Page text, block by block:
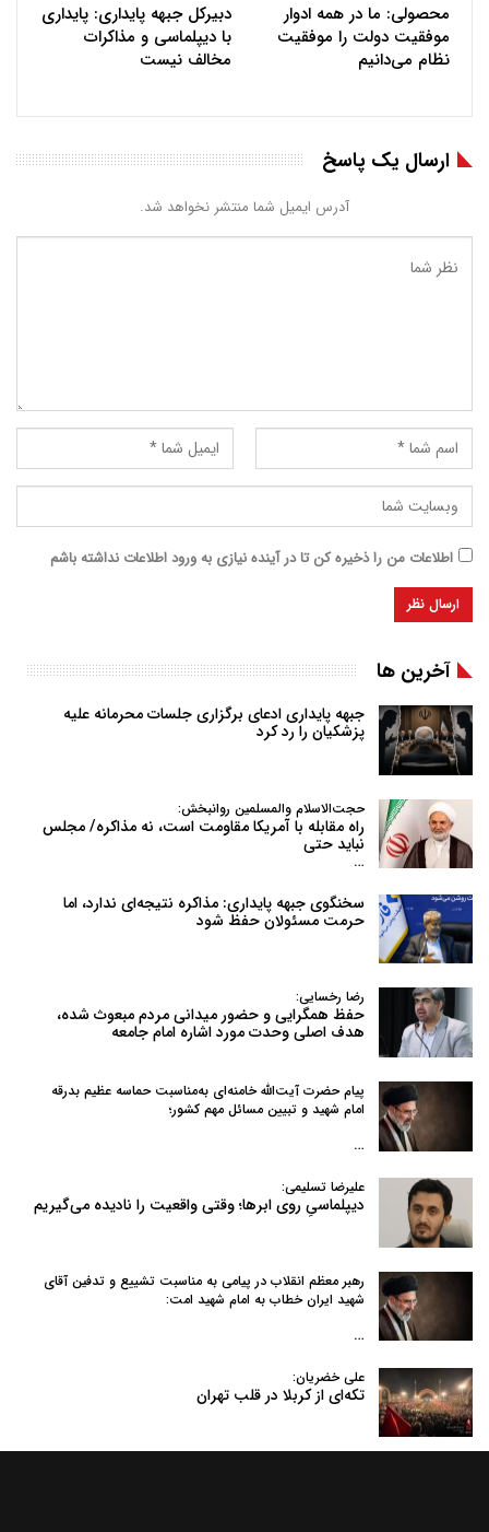
محصولی: ما در همه ادوار
موفقیت دولت را موفقیت
نظام می‌دانیم
دبیرکل جبهه پایداری: پایداری
با دیپلماسی و مذاکرات
مخالف نیست
ارسال یک پاسخ
آدرس ایمیل شما منتشر نخواهد شد.
اطلاعات من را ذخیره کن تا در آینده نیازی به ورود اطلاعات نداشته باشم
آخرین ها
جبهه پایداری ادعای برگزاری جلسات محرمانه علیه
پزشکیان را رد کرد
حجت‌الاسلام والمسلمین روانبخش:
راه مقابله با آمریکا مقاومت است، نه مذاکره/ مجلس
نباید حتی
…
سخنگوی جبهه پایداری: مذاکره نتیجه‌ای ندارد، اما
حرمت مسئولان حفظ شود
رضا رخسایی:
حفظ همگرایی و حضور میدانی مردم مبعوث شده،
هدف اصلی وحدت مورد اشاره امام جامعه
پیام حضرت آیت‌الله خامنه‌ای به‌مناسبت حماسه عظیم بدرقه
امام شهید و تبیین مسائل مهم کشور؛
…
علیرضا تسلیمی:
دیپلماسیِ روی ابرها؛ وقتی واقعیت را نادیده می‌گیریم
رهبر معظم انقلاب در پیامی به‌ مناسبت تشییع و تدفین آقای
شهید ایران خطاب به امام شهید امت:
…
علی خضریان:
تکه‌ای از کربلا در قلب تهران